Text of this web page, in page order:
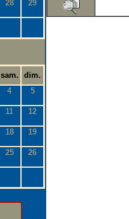
28 29
sam.
dim.
4 5
11 12
18 19
25 26